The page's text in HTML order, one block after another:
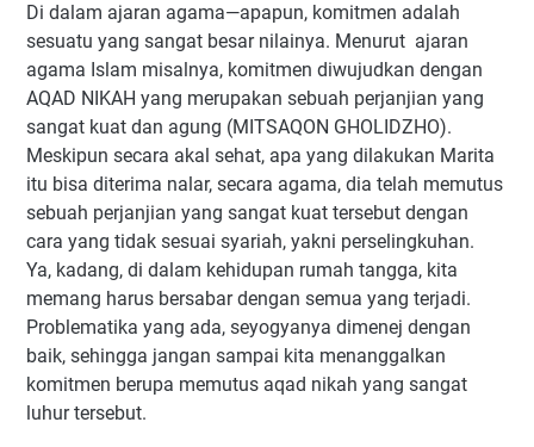
Di dalam ajaran agama—apapun, komitmen adalah
sesuatu yang sangat besar nilainya. Menurut ajaran
agama Islam misalnya, komitmen diwujudkan dengan
AQAD NIKAH yang merupakan sebuah perjanjian yang
sangat kuat dan agung (MITSAQON GHOLIDZHO).
Meskipun secara akal sehat, apa yang dilakukan Marita
itu bisa diterima nalar, secara agama, dia telah memutus
sebuah perjanjian yang sangat kuat tersebut dengan
cara yang tidak sesuai syariah, yakni perselingkuhan.
Ya, kadang, di dalam kehidupan rumah tangga, kita
memang harus bersabar dengan semua yang terjadi.
Problematika yang ada, seyogyanya dimenej dengan
baik, sehingga jangan sampai kita menanggalkan
komitmen berupa memutus aqad nikah yang sangat
luhur tersebut.